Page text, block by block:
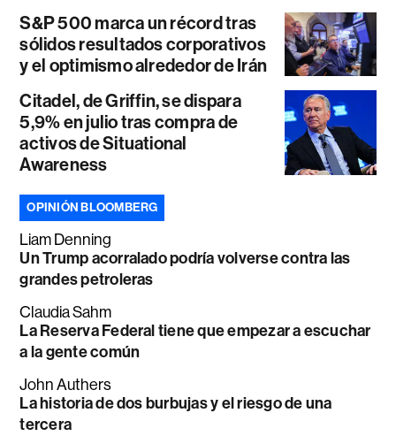
S&P 500 marca un récord tras
sólidos resultados corporativos
y el optimismo alrededor de Irán
Citadel, de Griffin, se dispara
5,9% en julio tras compra de
activos de Situational
Awareness
OPINIÓN BLOOMBERG
Liam Denning
Un Trump acorralado podría volverse contra las
grandes petroleras
Claudia Sahm
La Reserva Federal tiene que empezar a escuchar
a la gente común
John Authers
La historia de dos burbujas y el riesgo de una
tercera